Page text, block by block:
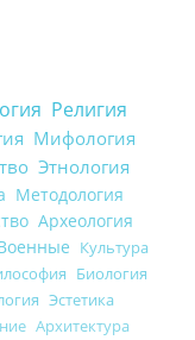
Религия
Мифология
Этнология
Методология
Археология
Культура
Биология
Эстетика
Архитектура